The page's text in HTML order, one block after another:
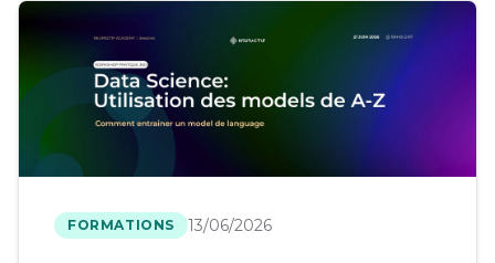
FORMATIONS 13/06/2026